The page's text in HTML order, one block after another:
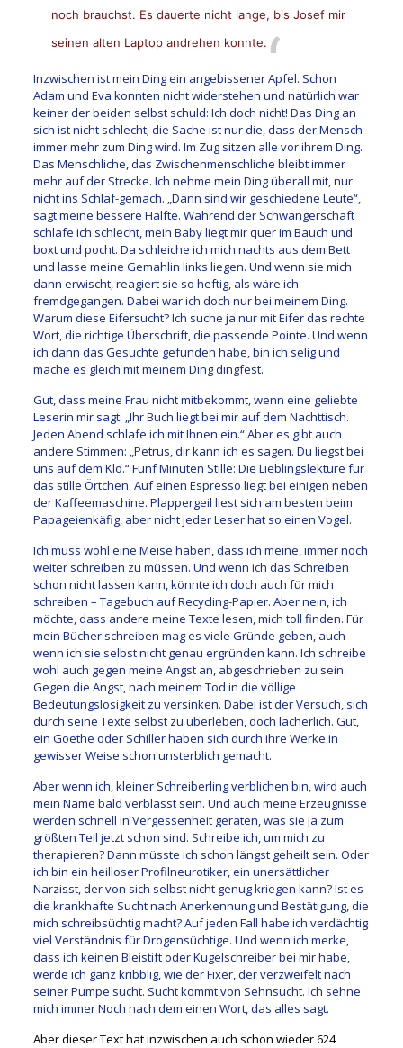
noch brauchst. Es dauerte nicht lange, bis Josef mir
seinen alten Laptop andrehen konnte.
Inzwischen ist mein Ding ein angebissener Apfel. Schon
Adam und Eva konnten nicht widerstehen und natürlich war
keiner der beiden selbst schuld: Ich doch nicht! Das Ding an
sich ist nicht schlecht; die Sache ist nur die, dass der Mensch
immer mehr zum Ding wird. Im Zug sitzen alle vor ihrem Ding.
Das Menschliche, das Zwischenmenschliche bleibt immer
mehr auf der Strecke. Ich nehme mein Ding überall mit, nur
nicht ins Schlaf-gemach. „Dann sind wir geschiedene Leute“,
sagt meine bessere Hälfte. Während der Schwangerschaft
schlafe ich schlecht, mein Baby liegt mir quer im Bauch und
boxt und pocht. Da schleiche ich mich nachts aus dem Bett
und lasse meine Gemahlin links liegen. Und wenn sie mich
dann erwischt, reagiert sie so heftig, als wäre ich
fremdgegangen. Dabei war ich doch nur bei meinem Ding.
Warum diese Eifersucht? Ich suche ja nur mit Eifer das rechte
Wort, die richtige Überschrift, die passende Pointe. Und wenn
ich dann das Gesuchte gefunden habe, bin ich selig und
mache es gleich mit meinem Ding dingfest.
Gut, dass meine Frau nicht mitbekommt, wenn eine geliebte
Leserin mir sagt: „Ihr Buch liegt bei mir auf dem Nachttisch.
Jeden Abend schlafe ich mit Ihnen ein.“ Aber es gibt auch
andere Stimmen: „Petrus, dir kann ich es sagen. Du liegst bei
uns auf dem Klo.“ Fünf Minuten Stille: Die Lieblingslektüre für
das stille Örtchen. Auf einen Espresso liegt bei einigen neben
der Kaffeemaschine. Plappergeil liest sich am besten beim
Papageienkäfig, aber nicht jeder Leser hat so einen Vogel.
Ich muss wohl eine Meise haben, dass ich meine, immer noch
weiter schreiben zu müssen. Und wenn ich das Schreiben
schon nicht lassen kann, könnte ich doch auch für mich
schreiben – Tagebuch auf Recycling-Papier. Aber nein, ich
möchte, dass andere meine Texte lesen, mich toll finden. Für
mein Bücher schreiben mag es viele Gründe geben, auch
wenn ich sie selbst nicht genau ergründen kann. Ich schreibe
wohl auch gegen meine Angst an, abgeschrieben zu sein.
Gegen die Angst, nach meinem Tod in die völlige
Bedeutungslosigkeit zu versinken. Dabei ist der Versuch, sich
durch seine Texte selbst zu überleben, doch lächerlich. Gut,
ein Goethe oder Schiller haben sich durch ihre Werke in
gewisser Weise schon unsterblich gemacht.
Aber wenn ich, kleiner Schreiberling verblichen bin, wird auch
mein Name bald verblasst sein. Und auch meine Erzeugnisse
werden schnell in Vergessenheit geraten, was sie ja zum
größten Teil jetzt schon sind. Schreibe ich, um mich zu
therapieren? Dann müsste ich schon längst geheilt sein. Oder
ich bin ein heilloser Profilneurotiker, ein unersättlicher
Narzisst, der von sich selbst nicht genug kriegen kann? Ist es
die krankhafte Sucht nach Anerkennung und Bestätigung, die
mich schreibsüchtig macht? Auf jeden Fall habe ich verdächtig
viel Verständnis für Drogensüchtige. Und wenn ich merke,
dass ich keinen Bleistift oder Kugelschreiber bei mir habe,
werde ich ganz kribblig, wie der Fixer, der verzweifelt nach
seiner Pumpe sucht. Sucht kommt von Sehnsucht. Ich sehne
mich immer Noch nach dem einen Wort, das alles sagt.
Aber dieser Text hat inzwischen auch schon wieder 624